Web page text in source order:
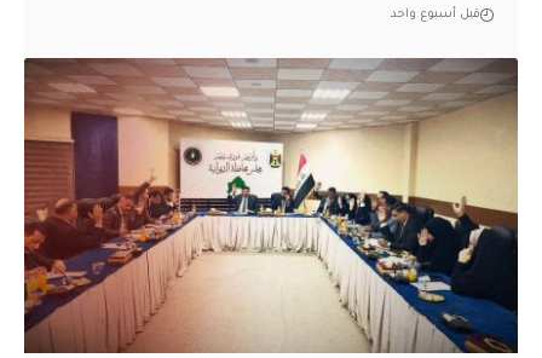
قبل أسبوع واحد